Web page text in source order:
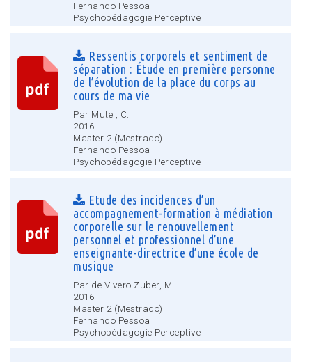
Fernando Pessoa
Psychopédagogie Perceptive
Ressentis corporels et sentiment de
séparation : Étude en première personne
de l’évolution de la place du corps au
cours de ma vie
Par Mutel, C.
2016
Master 2 (Mestrado)
Fernando Pessoa
Psychopédagogie Perceptive
Etude des incidences d’un
accompagnement-formation à médiation
corporelle sur le renouvellement
personnel et professionnel d’une
enseignante-directrice d’une école de
musique
Par de Vivero Zuber, M.
2016
Master 2 (Mestrado)
Fernando Pessoa
Psychopédagogie Perceptive